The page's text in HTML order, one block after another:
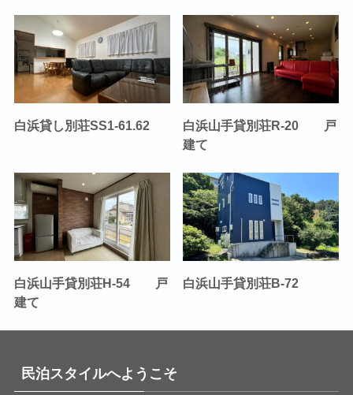
白浜貸し別荘SS1-61.62
白浜山手貸別荘R-20 戸
建て
白浜山手貸別荘H-54 戸
建て
白浜山手貸別荘B-72
民泊スタイルへようこそ